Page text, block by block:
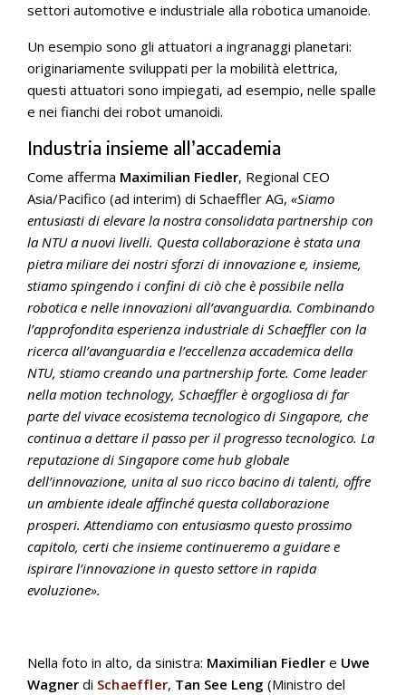
settori automotive e industriale alla robotica umanoide.
Un esempio sono gli attuatori a ingranaggi planetari:
originariamente sviluppati per la mobilità elettrica,
questi attuatori sono impiegati, ad esempio, nelle spalle
e nei fianchi dei robot umanoidi.
Industria insieme all’accademia
Come afferma Maximilian Fiedler, Regional CEO
Asia/Pacifico (ad interim) di Schaeffler AG, «Siamo
entusiasti di elevare la nostra consolidata partnership con
la NTU a nuovi livelli. Questa collaborazione è stata una
pietra miliare dei nostri sforzi di innovazione e, insieme,
stiamo spingendo i confini di ciò che è possibile nella
robotica e nelle innovazioni all’avanguardia. Combinando
l’approfondita esperienza industriale di Schaeffler con la
ricerca all’avanguardia e l’eccellenza accademica della
NTU, stiamo creando una partnership forte. Come leader
nella motion technology, Schaeffler è orgogliosa di far
parte del vivace ecosistema tecnologico di Singapore, che
continua a dettare il passo per il progresso tecnologico. La
reputazione di Singapore come hub globale
dell’innovazione, unita al suo ricco bacino di talenti, offre
un ambiente ideale affinché questa collaborazione
prosperi. Attendiamo con entusiasmo questo prossimo
capitolo, certi che insieme continueremo a guidare e
ispirare l’innovazione in questo settore in rapida
evoluzione».
Nella foto in alto, da sinistra: Maximilian Fiedler e Uwe
Wagner di Schaeffler, Tan See Leng (Ministro del